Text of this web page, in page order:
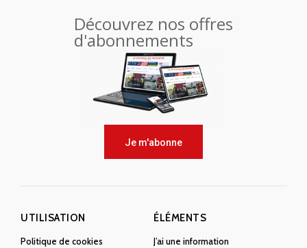
Découvrez nos offres
d'abonnements
Je m'abonne
UTILISATION
Politique de cookies
ÉLÉMENTS
J’ai une information